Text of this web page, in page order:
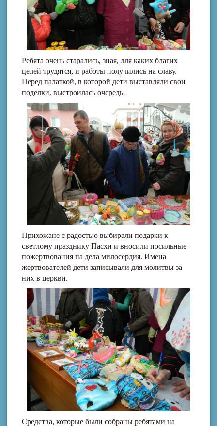
Ребята очень старались, зная, для каких благих
целей трудятся, и работы получились на славу.
Перед палаткой, в которой дети выставляли свои
поделки, выстроилась очередь.
Прихожане с радостью выбирали подарки к
светлому празднику Пасхи и вносили посильные
пожертвования на дела милосердия. Имена
жертвователей дети записывали для молитвы за
них в церкви.
Средства, которые были собраны ребятами на